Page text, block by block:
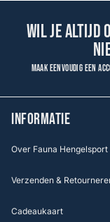
Wil je altijd
Maak eenvoudig een
INFORMATIE
Over Fauna Hengelsport
Verzenden &
Cadeaukaart